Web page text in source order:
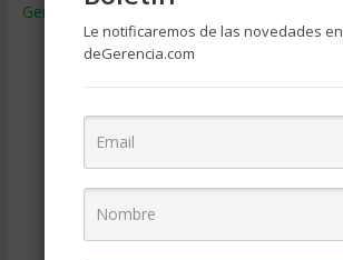
Gerencia
Ciencias Económicas (80)
Estrategia Empresarial
Gerencia social y ambiental
Gobierno Corporativo(11)
Le notificaremos de las novedades en
deGerencia.com